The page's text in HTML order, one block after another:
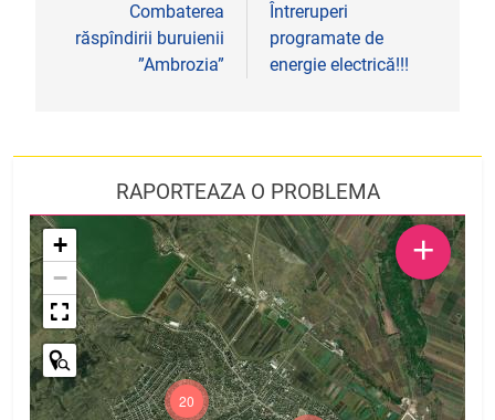
articole
Combaterea
răspîndirii buruienii
”Ambrozia”
Întreruperi
programate de
energie electrică!!!
RAPORTEAZA O PROBLEMA
20
+
−
+